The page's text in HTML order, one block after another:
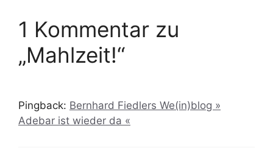
1 Kommentar zu
„Mahlzeit!“
Pingback: Bernhard Fiedlers We(in)blog »
Adebar ist wieder da «